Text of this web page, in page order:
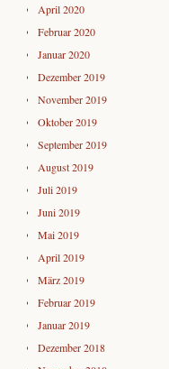
April 2020
Februar 2020
Januar 2020
Dezember 2019
November 2019
Oktober 2019
September 2019
August 2019
Juli 2019
Juni 2019
Mai 2019
April 2019
März 2019
Februar 2019
Januar 2019
Dezember 2018